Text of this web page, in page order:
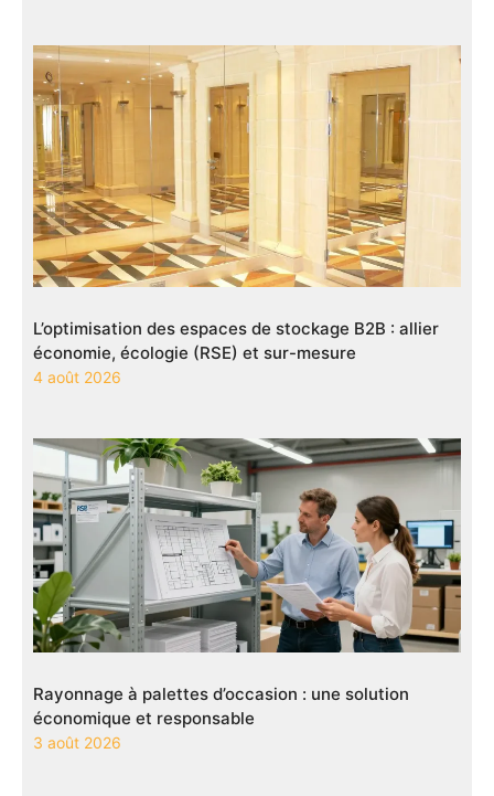
L’optimisation des espaces de stockage B2B : allier
économie, écologie (RSE) et sur-mesure
4 août 2026
Rayonnage à palettes d’occasion : une solution
économique et responsable
3 août 2026